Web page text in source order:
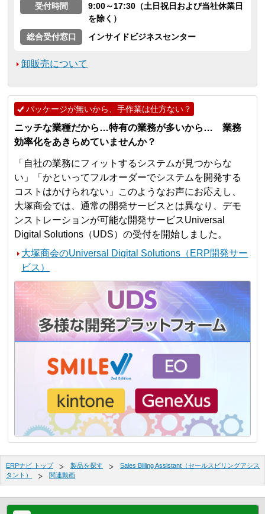
受付時間
9:00～17:30（土日祝日および当社休業日
を除く）
総合受付窓口
インサイドビジネスセンター
卸販売について
パッケージが無いから、手作業は仕方ない？
ニッチな業種だから…特有の業務が多いから… 業務
効率化をあきらめていませんか？
「自社の業務にフィットするシステムが見つからな
い」「かといってフルオーダーでシステムを開発する
コストはかけられない」このようなお声にお応えし、
大塚商会では、通常の開発サービスとは異なり、デモ
ンストレーションが可能な開発サービスUniversal
Digital Solutions（UDS）の受付を開始しました。
大塚商会のUniversal Digital Solutions（ERP開発サー
ビス）
ERPナビ トップ 製品を探す
Sales Billing Assistant（セールスビリングアシス
タント）
関連動画